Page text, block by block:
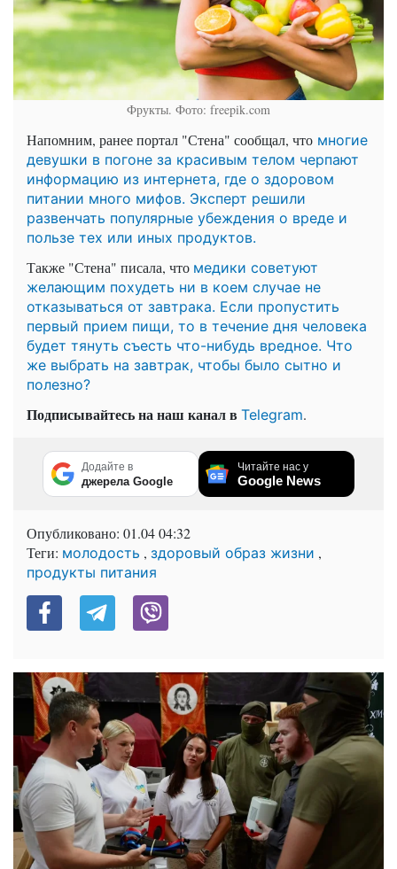
Фрукты. Фото: freepik.com
Напомним, ранее портал "Стена" сообщал, что многие
девушки в погоне за красивым телом черпают
информацию из интернета, где о здоровом
питании много мифов. Эксперт решили
развенчать популярные убеждения о вреде и
пользе тех или иных продуктов.
Также "Стена" писала, что медики советуют
желающим похудеть ни в коем случае не
отказываться от завтрака. Если пропустить
первый прием пищи, то в течение дня человека
будет тянуть съесть что-нибудь вредное. Что
же выбрать на завтрак, чтобы было сытно и
полезно?
Подписывайтесь на наш канал в Telegram.
Додайте в
джерела Google
Читайте нас у
Google News
Опубликовано: 01.04 04:32
Теги: молодость , здоровый образ жизни ,
продукты питания